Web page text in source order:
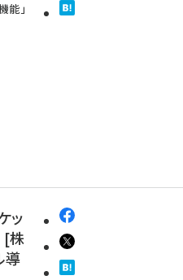
能」
ッ
[株
導